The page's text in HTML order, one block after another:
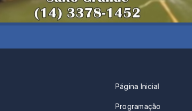
Página Inicial
Programação